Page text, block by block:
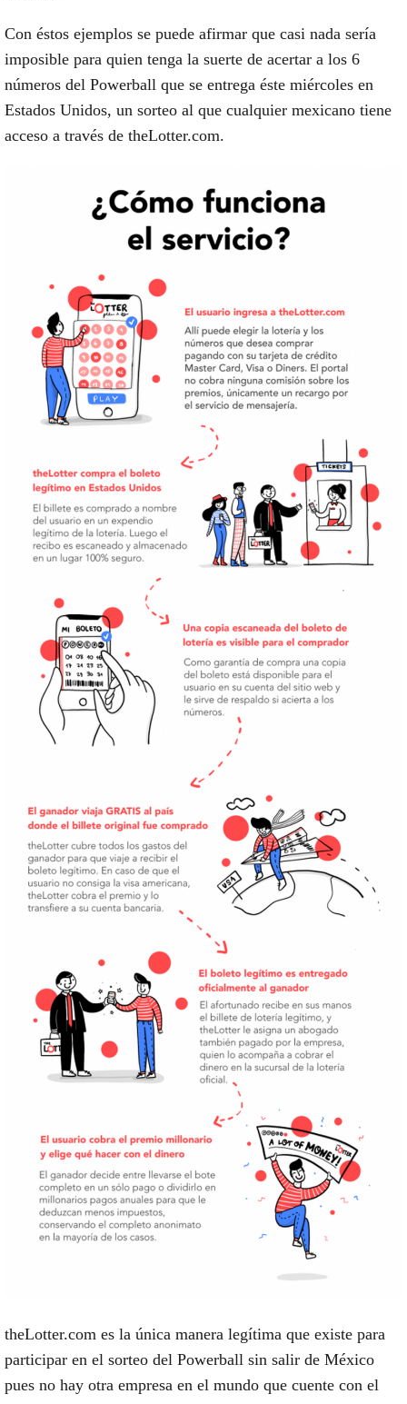
Con éstos ejemplos se puede afirmar que casi nada sería
imposible para quien tenga la suerte de acertar a los 6
números del Powerball que se entrega éste miércoles en
Estados Unidos, un sorteo al que cualquier mexicano tiene
acceso a través de theLotter.com.
theLotter.com es la única manera legítima que existe para
participar en el sorteo del Powerball sin salir de México
pues no hay otra empresa en el mundo que cuente con el